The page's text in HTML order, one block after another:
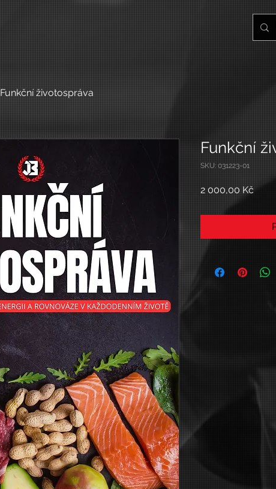
Funkční životospráva
Funkční
SKU: 031223-01
2 000,00 KčCena